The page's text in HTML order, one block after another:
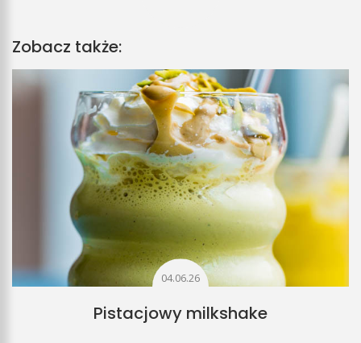
Zobacz także:
04.06.26
Pistacjowy milkshake